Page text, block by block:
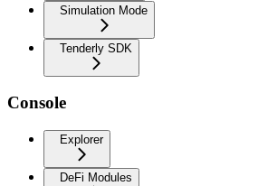
Simulation Mode
Tenderly SDK
Console
Explorer
DeFi Modules